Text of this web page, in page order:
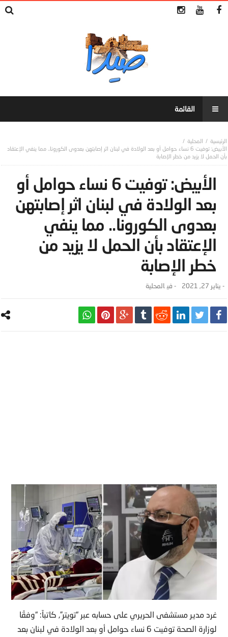
المحلية
الأبيض: توفيت 6 نساء حوامل أو بعد الولادة في لبنان اثر إصابتهن بعدوى الكورونا.. مما ينفي الإعتقاد
بأن الحمل لا يزيد من خطر الإصابة
الأبيض: توفيت 6 نساء حوامل أو
بعد الولادة في لبنان اثر إصابتهن
بعدوى الكورونا.. مما ينفي
الإعتقاد بأن الحمل لا يزيد من
خطر الإصابة
- يناير 27, 2021 - ‎في المحلية
غرد مدير مستشفى الحريري على حسابه عبر “تويتر”, كاتباً: “وفقًا
لوزارة الصحة توفيت 6 نساء حوامل أو بعد الولادة في لبنان بعد